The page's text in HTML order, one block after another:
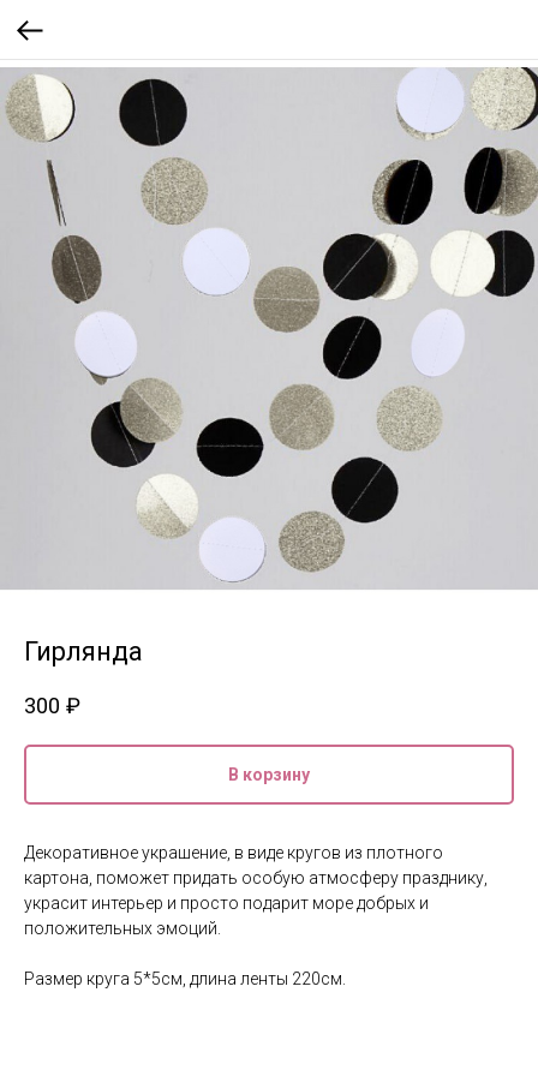
Гирлянда
300 ₽
В корзину
Декоративное украшение, в виде кругов из плотного
картона, поможет придать особую атмосферу празднику,
украсит интерьер и просто подарит море добрых и
положительных эмоций.
Размер круга 5*5см, длина ленты 220см.